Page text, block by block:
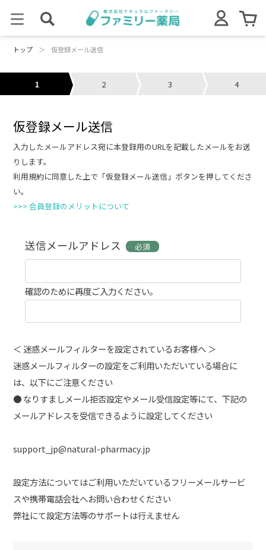
トップ ＞ 仮登録メール送信
1 2 3 4
仮登録メール送信
入力したメールアドレス宛に本登録用のURLを記載したメールをお送
りします。
利用規約に同意した上で「仮登録メール送信」ボタンを押してくださ
い。
>>> 会員登録のメリットについて
送信メールアドレス 必須
確認のために再度ご入力ください。
＜ 迷惑メールフィルターを設定されているお客様へ ＞
迷惑メールフィルターの設定をご利用いただいている場合に
は、以下にご注意ください
● なりすましメール拒否設定やメール受信設定等にて、下記の
メールアドレスを受信できるように設定してください
support_jp@natural-pharmacy.jp
設定方法についてはご利用いただいているフリーメールサービ
スや携帯電話会社へお問い合わせください
弊社にて設定方法等のサポートは行えません